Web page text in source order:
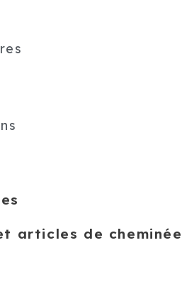
articles de cheminée